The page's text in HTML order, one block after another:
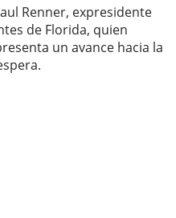
Renner, expresidente
de Florida, quien
un avance hacia la